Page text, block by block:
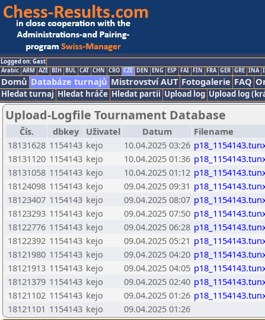
Logged on: Gast
Arabic ARM AZE BIH BUL CAT CHN CRO CZE DEN ENG ESP FAI FIN FRA GER GRE INA
Domů Databáze turnajů Mistrovství AUT Fotogalerie FAQ
Hledat turnaj Hledat hráče Hledat partii Upload log Upload log
Upload-Logfile Tournament Database
Čís. dbkey Uživatel Datum Filename
18131628 1154143 kejo 10.04.2025 03:26
18131120 1154143 kejo 10.04.2025 01:36
18131058 1154143 kejo 10.04.2025 01:12
18124098 1154143 kejo 09.04.2025 09:31
18123407 1154143 kejo 09.04.2025 08:07
18123293 1154143 kejo 09.04.2025 07:50
18122776 1154143 kejo 09.04.2025 06:28
18122392 1154143 kejo 09.04.2025 05:21
18121980 1154143 kejo 09.04.2025 04:20
18121913 1154143 kejo 09.04.2025 04:05
18121379 1154143 kejo 09.04.2025 02:40
18121102 1154143 kejo 09.04.2025 01:26
18121101 1154143 kejo 09.04.2025 01:26